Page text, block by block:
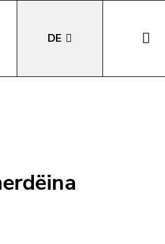
DE